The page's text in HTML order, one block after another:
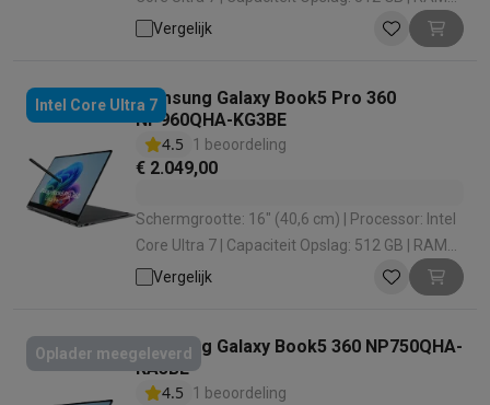
configuratie: 16 GB (2 x 8) | Grafische oplossing:
Vergelijk
Intel Core Ultra 7Samsung Galaxy Book5 Pro 360
NP960QHA-KG3BE
4.5
1 beoordeling
€ 2.049,00
Schermgrootte: 16" (40,6 cm) | Processor: Intel
Core Ultra 7 | Capaciteit Opslag: 512 GB | RAM
configuratie: 16 GB (2 x 8) | Grafische oplossing:
Vergelijk
Oplader meegeleverdSamsung Galaxy Book5 360 NP750QHA-
KA3BE
4.5
1 beoordeling